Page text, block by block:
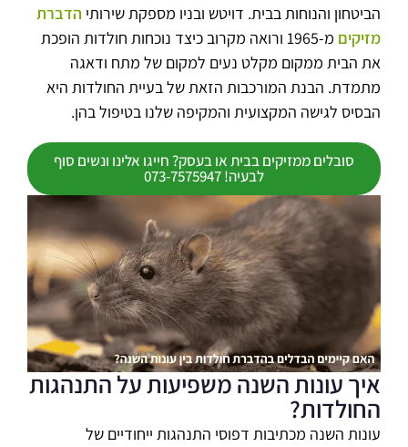
הביטחון והנוחות בבית. דויטש ובניו מספקת שירותי הדברת
מזיקים
מ-1965 ורואה מקרוב כיצד נוכחות חולדות הופכת
את הבית ממקום מקלט נעים למקום של מתח ודאגה
מתמדת. הבנת המורכבות הזאת של בעיית החולדות היא
הבסיס לגישה המקצועית והמקיפה שלנו בטיפול בהן.
סובלים ממזיקים בבית או בעסק? חייגו אלינו ונשים סוף
לבעיה! 073-7575947
איך עונות השנה משפיעות על התנהגות
החולדות?
עונות השנה מכתיבות דפוסי התנהגות ייחודיים של